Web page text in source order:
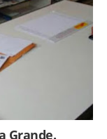
Grande.